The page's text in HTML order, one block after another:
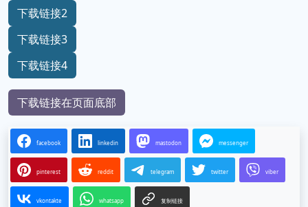
下载链接2
下载链接3
下载链接4
下载链接在页面底部
facebook linkedin mastodon messenger
pinterest reddit telegram twitter viber
vkontakte whatsapp 复制链接